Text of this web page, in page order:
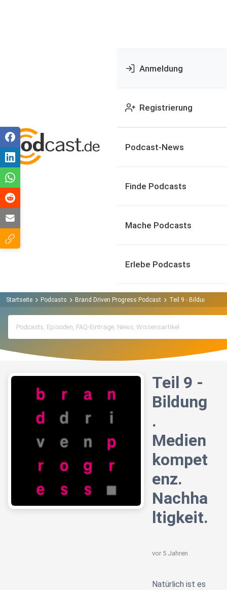
Anmeldung
Registrierung
Podcast-News
Finde Podcasts
Mache Podcasts
Erlebe Podcasts
Startseite Podcasts Brand Driven Progress Podcast Teil 9 - Bildung.
Teil 9 -
Bildung
.
Medien
kompet
enz.
Nachha
ltigkeit.
vor 5 Jahren
Natürlich ist es